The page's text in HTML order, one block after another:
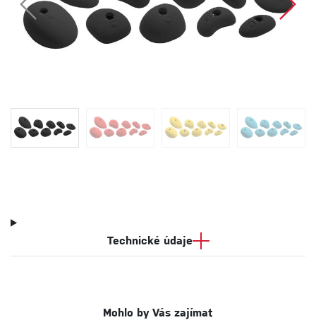
Technické údaje
Mohlo by Vás zajímat